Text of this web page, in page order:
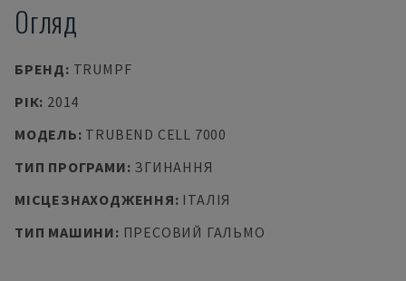
Огляд
БРЕНД: TRUMPF
РІК: 2014
МОДЕЛЬ: TRUBEND CELL 7000
ТИП ПРОГРАМИ: ЗГИНАННЯ
МІСЦЕЗНАХОДЖЕННЯ: ІТАЛІЯ
ТИП МАШИНИ: ПРЕСОВИЙ ГАЛЬМО